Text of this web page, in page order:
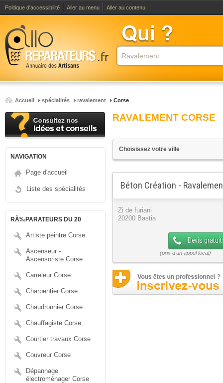
Politique d'accessibilité Aller au menu Aller au contenu
Accueil spécialités ravalement Corse
NAVIGATION
Page d'accueil
Liste des spécialités
RÃ‰PARATEURS DU 20
Artiste peintre Corse
Ascenseur -
Ascensoriste Corse
Carreleur Corse
Charpentier Corse
Chaudronnier Corse
Chauffagiste Corse
Courtier travaux Corse
Couvreur Corse
Dépannage
électroménager Corse
RAVALEMENT CORSE
Béton Création -
Zi de furiani
20200 Bastia
Devis